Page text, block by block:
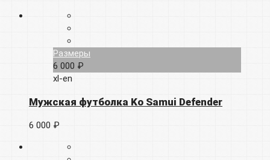
Размеры
6 000 ₽
xl-en
Мужская футболка Ko Samui Defender
6 000 ₽